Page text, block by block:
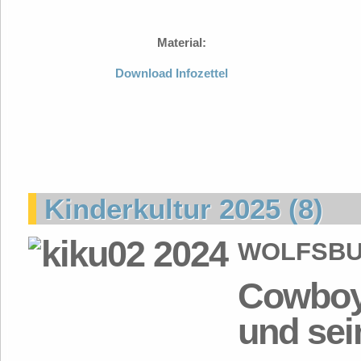
Material:
Download Infozettel
Kinderkultur 2025 (8)
und